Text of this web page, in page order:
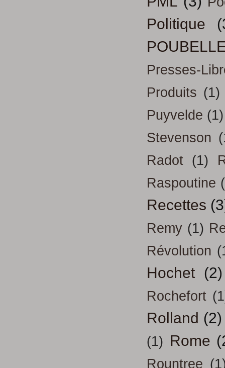
Politique
Presses-
Produits (1)
Puyvelde (1)
Stevenson
Radot (1)
Raspoutine
Recettes
Remy (1)
Révolution
Hochet (2)
Rochefort
Rolland (2)
(1) Rome
Rountree